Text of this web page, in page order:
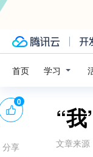
首页 学习
“
文章来源
0
分享